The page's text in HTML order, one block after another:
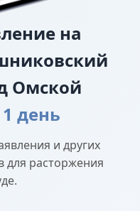
на
Омской
день
и других
для расторжения